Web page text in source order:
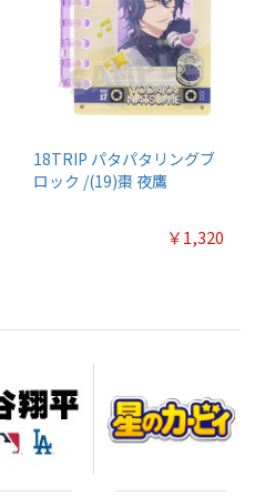
18TRIP パタパタリングブ
ロック /(19)棗 夜鷹
￥1,320